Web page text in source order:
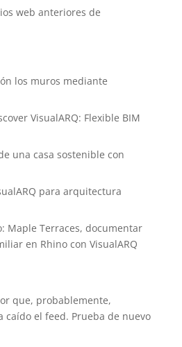
web anteriores de
los muros mediante
VisualARQ: Flexible BIM
una casa sostenible con
para arquitectura
Maple Terraces, documentar
en Rhino con VisualARQ
que, probablemente,
caído el feed. Prueba de nuevo